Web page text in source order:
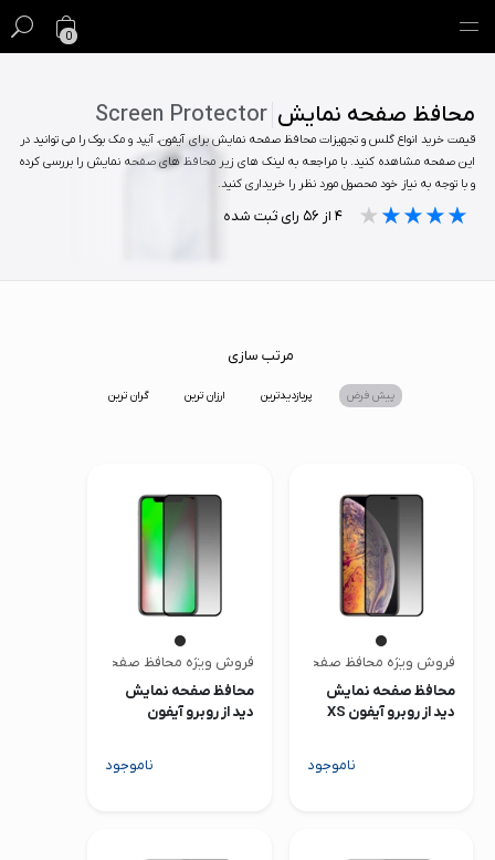
0
گیفت کارت
فروش ویژه
اپل واچ
صدا و تصویر
قیمت روز
محصولات کارکرده
تماس با ما
خواندنی ها
محافظ صفحه نمایش Screen Protector
قیمت خرید انواع گلس و تجهیزات محافظ صفحه نمایش برای آیفون، آیپد و مک بوک را می توانید در
این صفحه مشاهده کنید. با مراجعه به لینک های زیر محافظ های صفحه نمایش را بررسی کرده
و با توجه به نیاز خود محصول مورد نظر را خریداری کنید.
★★★★★
★★★★★
★★★★★ ۴ از ۵۶ رای ثبت شده
مرتب سازی
پیش فرض پربازدیدترین ارزان ترین گران ترین
فروش ویژه محافظ صفحه | متفرقه
محافظ صفحه نمایش
دید از روبرو آیفون XS
ناموجود
فروش ویژه محافظ صفحه | متفرقه
محافظ صفحه نمایش
دید از روبرو آیفون
ناموجود